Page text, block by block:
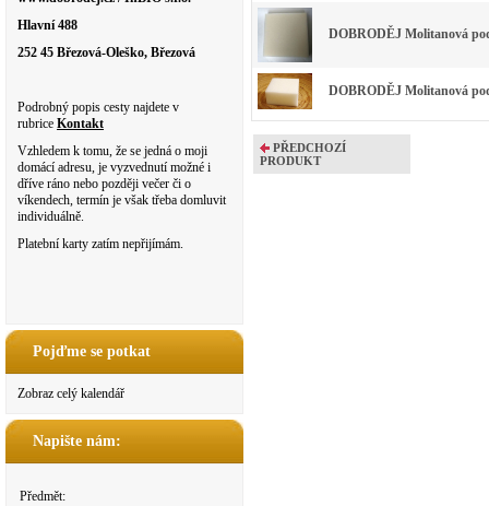
Hlavní 488
252 45 Březová-Oleško, Březová
Podrobný popis cesty najdete v
rubrice Kontakt
Vzhledem k tomu, že se jedná o moji
domácí adresu, je vyzvednutí možné i
dříve ráno nebo později večer či o
víkendech, termín je však třeba domluvit
individuálně.
Platební karty zatím nepřijímám.
Pojďme se potkat
Zobraz celý kalendář
Napište nám:
Předmět:
DOBRODĚJ Molitanová
DOBRODĚJ Molitanová
PŘEDCHOZÍ
PRODUKT